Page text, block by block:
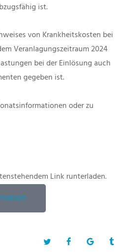
ist.
von Krankheitskosten bei
Veranlagungszeitraum 2024
bei der Einlösung auch
gegeben ist.
oder zu
Link runterladen.